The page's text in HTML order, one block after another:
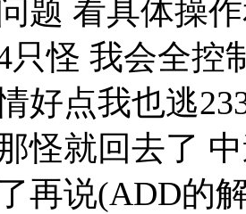
题 看具体操
只怪 我会全控
好点我也逃
怪就回去了
再说(ADD的